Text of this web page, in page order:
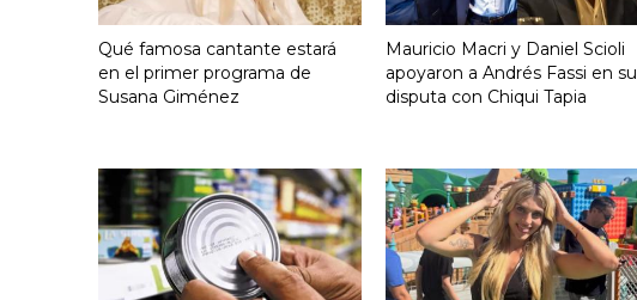
Qué famosa cantante estará
en el primer programa de
Susana Giménez
Mauricio Macri y Daniel Scioli
apoyaron a Andrés Fassi en su
disputa con Chiqui Tapia